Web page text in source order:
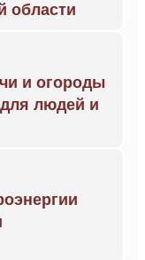
области
и огороды
людей и